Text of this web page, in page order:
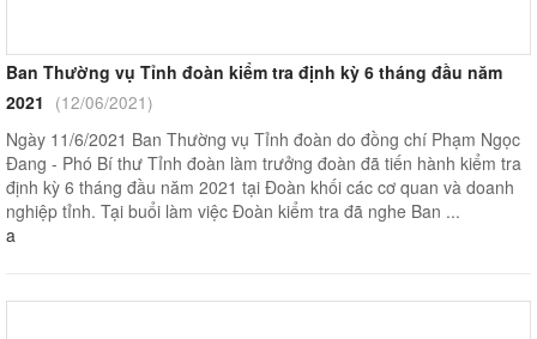
Ban Thường vụ Tỉnh đoàn kiểm tra định kỳ 6 tháng đầu năm
2021
(12/06/2021)
Ngày 11/6/2021 Ban Thường vụ Tỉnh đoàn do đồng chí Phạm Ngọc
Đang - Phó Bí thư Tỉnh đoàn làm trưởng đoàn đã tiến hành kiểm tra
định kỳ 6 tháng đầu năm 2021 tại Đoàn khối các cơ quan và doanh
nghiệp tỉnh. Tại buổi làm việc Đoàn kiểm tra đã nghe Ban ...
a